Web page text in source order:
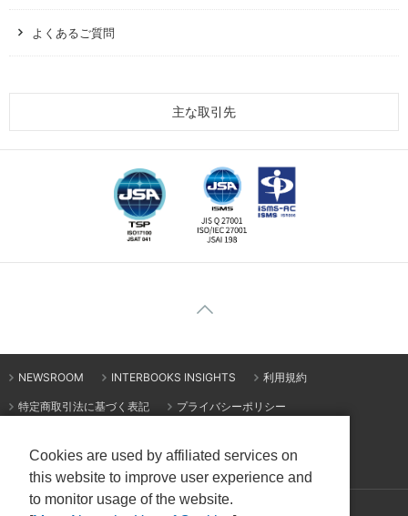
よくあるご質問
主な取引先
NEWSROOM INTERBOOKS INSIGHTS 利用規約
特定商取引法に基づく表記 プライバシーポリシー
サイトマップ
© Interbooks Co., Ltd.
Cookies are used by affiliated services on
this website to improve user experience and
to monitor usage of the website.